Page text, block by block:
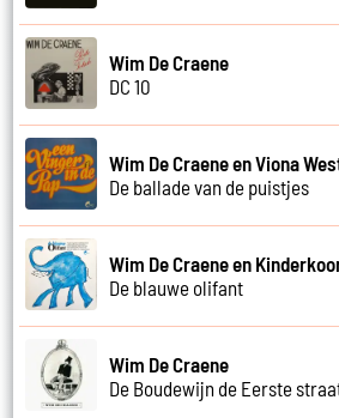
Wim De Craene
DC 10
Wim De Craene en Viona
De ballade van de puistjes
Wim De Craene en
De blauwe olifant
Wim De Craene
De Boudewijn de Eerste